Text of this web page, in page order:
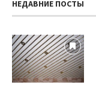
НЕДАВНИЕ ПОСТЫ